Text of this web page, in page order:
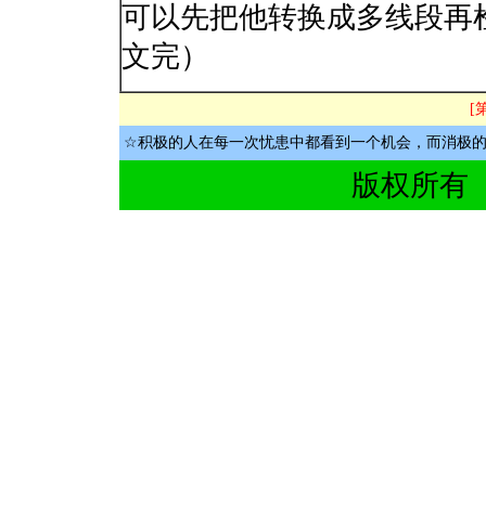
可以先把他转换成多线段
文完）
[
☆积极的人在每一次忧患中都看到一个机会，而消极
版权所有